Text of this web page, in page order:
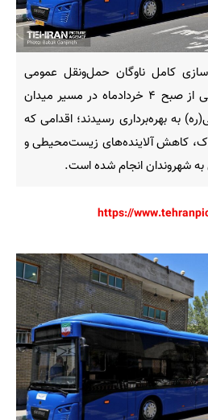
کامل ناوگان حمل‌ونقل عمومی
منطقه ۱۳، اتوبوس‌های برقی از صبح ۴ خردادماه در مسیر میدان
به بهره‌برداری رسیدند؛ اقدامی که
کاهش آلاینده‌های زیست‌محیطی و
شهروندان انجام شده است.
https://